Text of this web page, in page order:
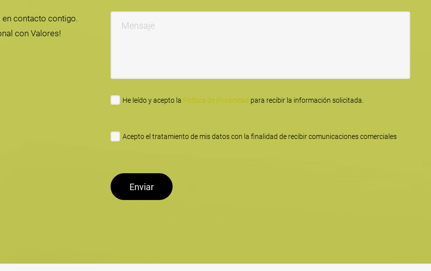
contacto contigo.
con Valores!
He leído y acepto la Política de Privacidad para recibir la información solicitada.
Acepto el tratamiento de mis datos con la finalidad de recibir comunicaciones comerciales